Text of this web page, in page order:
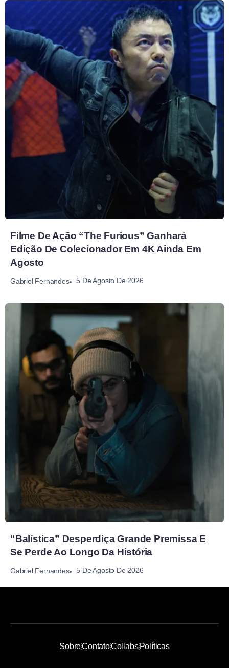
Filme De Ação “The Furious” Ganhará
Edição De Colecionador Em 4K Ainda Em
Agosto
Gabriel Fernandes 5 De Agosto De 2026
“Balística” Desperdiça Grande Premissa E
Se Perde Ao Longo Da História
Gabriel Fernandes 5 De Agosto De 2026
SobreContatoCollabsPolíticas